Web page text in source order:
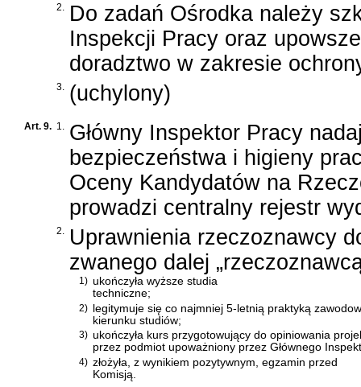
2. Do zadań Ośrodka należy
Inspekcji Pracy oraz
doradztwo w zakresie
3. (uchylony)
Art. 9. 1. Główny Inspektor Pracy
bezpieczeństwa i higieny
Oceny Kandydatów na
prowadzi centralny rejestr
2. Uprawnienia rzeczoznawcy
zwanego dalej
1) ukończyła wyższe studia
techniczne;
2) legitymuje się co najmniej 5-letnią praktyką
kierunku studiów;
3) ukończyła kurs przygotowujący do opiniowania
przez podmiot upoważniony przez Głównego
4) złożyła, z wynikiem pozytywnym, egzamin przed
Komisją.